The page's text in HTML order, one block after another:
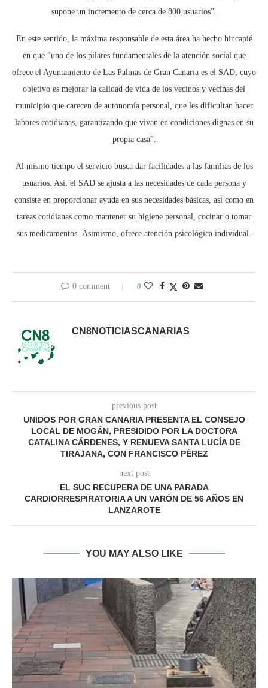
supone un incremento de cerca de 800 usuarios”.
En este sentido, la máxima responsable de esta área ha hecho hincapié
en que “uno de los pilares fundamentales de la atención social que
ofrece el Ayuntamiento de Las Palmas de Gran Canaria es el SAD, cuyo
objetivo es mejorar la calidad de vida de los vecinos y vecinas del
municipio que carecen de autonomía personal, que les dificultan hacer
labores cotidianas, garantizando que vivan en condiciones dignas en su
propia casa”.
Al mismo tiempo el servicio busca dar facilidades a las familias de los
usuarios. Así, el SAD se ajusta a las necesidades de cada persona y
consiste en proporcionar ayuda en sus necesidades básicas, así como en
tareas cotidianas como mantener su higiene personal, cocinar o tomar
sus medicamentos. Asimismo, ofrece atención psicológica individual.
0 comment 0
CN8NOTICIASCANARIAS
previous post
UNIDOS POR GRAN CANARIA PRESENTA EL CONSEJO
LOCAL DE MOGÁN, PRESIDIDO POR LA DOCTORA
CATALINA CÁRDENES, Y RENUEVA SANTA LUCÍA DE
TIRAJANA, CON FRANCISCO PÉREZ
next post
EL SUC RECUPERA DE UNA PARADA
CARDIORRESPIRATORIA A UN VARÓN DE 56 AÑOS EN
LANZAROTE
YOU MAY ALSO LIKE